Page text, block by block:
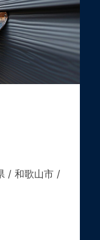
/ 和歌山市 /